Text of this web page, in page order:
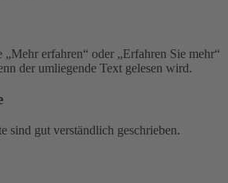
erfahren“ oder „Erfahren Sie mehr“
der umliegende Text gelesen wird.
sind gut verständlich geschrieben.